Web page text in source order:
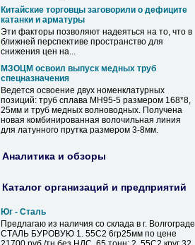
Китайские торговцы заговорили о дефиците
катанки и арматуры
Эти факторы позволяют надеяться на то, что в
ближней перспективе пространство для
снижения цен на...
МЗОЦМ освоил выпуск медных труб
спецназначения
Ведется освоение двух номенклатурных
позиций: труб сплава МН95-5 размером 168*8,
25мм и труб медных волноводных. Получена
новая комбинированная волочильная линия
для латунного прутка размером 3-8мм.
Аналитика и обзоры
Каталог организаций и предприятий
Юг - Сталь
Предлагаю из наличия со склада в г. Волгограде
СТАЛЬ БУРОВУЮ 1. 55С2 6гр25мм по цене